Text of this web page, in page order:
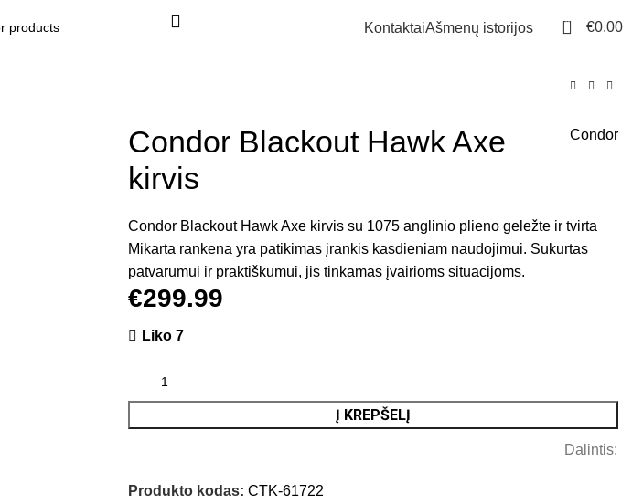
KontaktaiAšmenų istorijos 0 €0.00
Condor Blackout Hawk Axe
kirvis
Condor
Condor Blackout Hawk Axe kirvis su 1075 anglinio plieno geležte ir tvirta
Mikarta rankena yra patikimas įrankis kasdieniam naudojimui. Sukurtas
patvarumui ir praktiškumui, jis tinkamas įvairioms situacijoms.
€299.99
Liko 7
Į KREPŠELĮ
Dalintis:
Produkto kodas: CTK-61722